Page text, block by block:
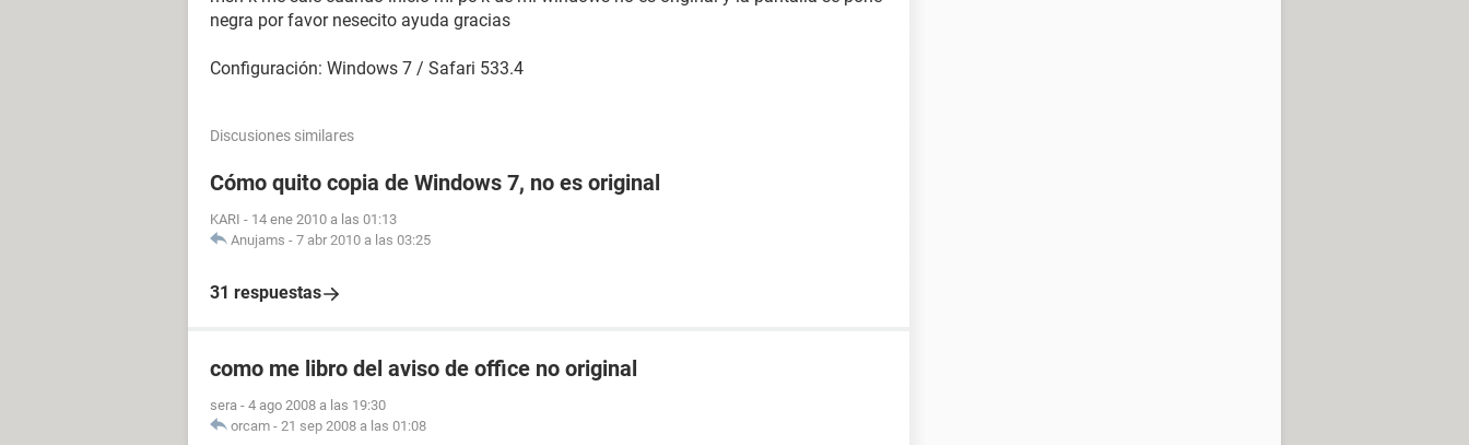
negra por favor nesecito ayuda gracias
Configuración: Windows 7 / Safari 533.4
Discusiones similares
Cómo quito copia de Windows 7, no es original
KARI - 14 ene 2010 a las 01:13
Anujams - 7 abr 2010 a las 03:25
31 respuestas
como me libro del aviso de office no original
sera - 4 ago 2008 a las 19:30
orcam - 21 sep 2008 a las 01:08